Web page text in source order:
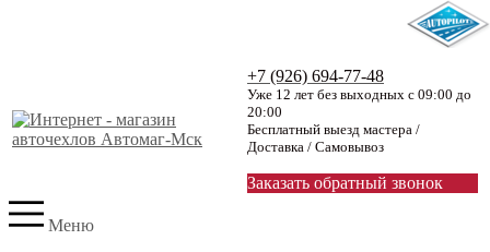
+7 (926) 694-77-48
Уже 12 лет без выходных с 09:00 до
20:00
Бесплатный выезд мастера /
Доставка / Самовывоз
Заказать обратный звонок
Меню